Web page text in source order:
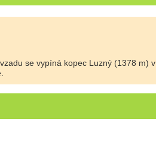
se vypíná kopec Luzný (1378 m) v